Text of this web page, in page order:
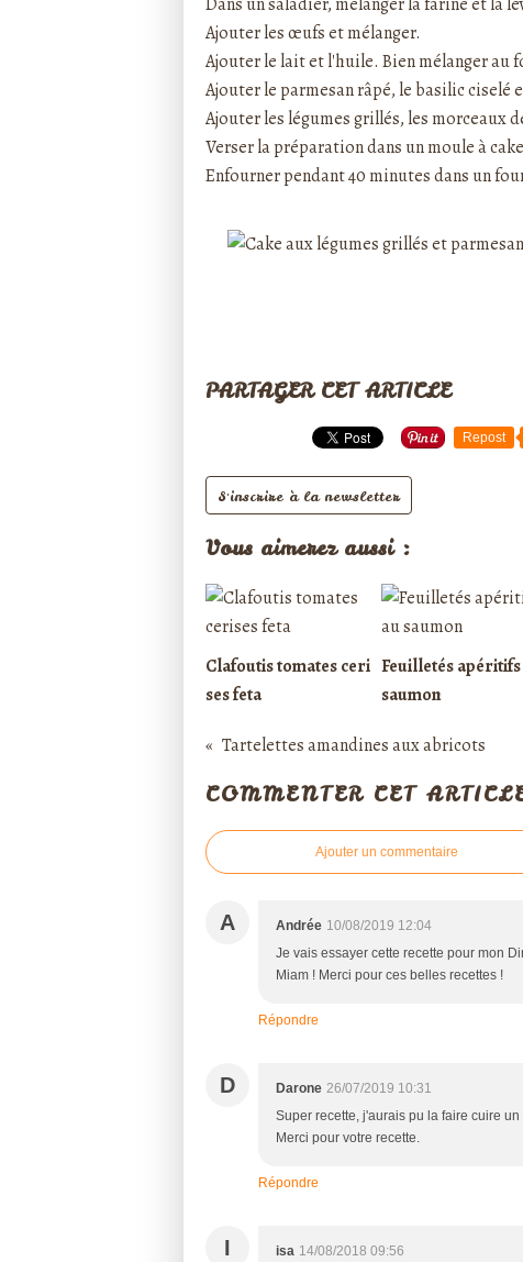
Ajouter les œufs et mélanger.
Ajouter le lait et l'huile. Bien mélanger au
Ajouter le parmesan râpé, le basilic ciselé
Ajouter les légumes grillés, les morceaux
Verser la préparation dans un moule à
Enfourner pendant 40 minutes dans un
PARTAGER CET ARTICLE
Repost
S'inscrire à la newsletter
Vous aimerez aussi :
Clafoutis tomates ceri
ses feta
Feuilletés
saumon
Tartelettes amandines aux abricots
COMMENTER CET
Ajouter un commentaire
A Andrée 10/08/2019 12:04
Je vais essayer cette recette pour mon
Miam ! Merci pour ces belles recettes !
Répondre
D Darone 26/07/2019 10:31
Super recette, j'aurais pu la faire cuire
Merci pour votre recette.
Répondre
I isa 14/08/2018 09:56